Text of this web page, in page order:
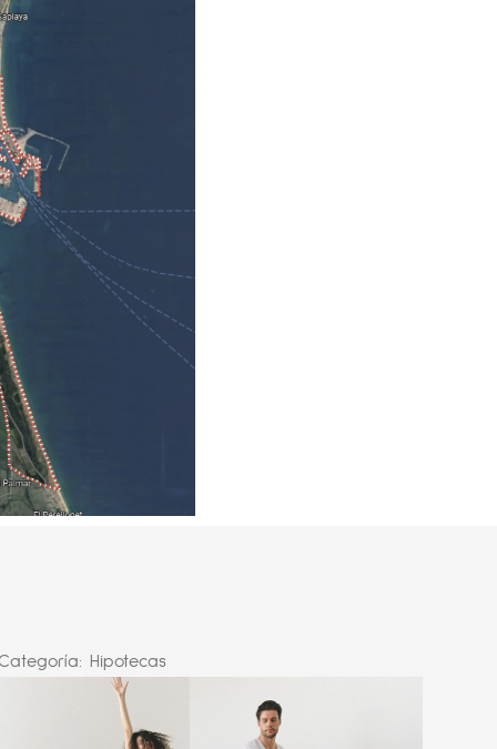
Hipotecas